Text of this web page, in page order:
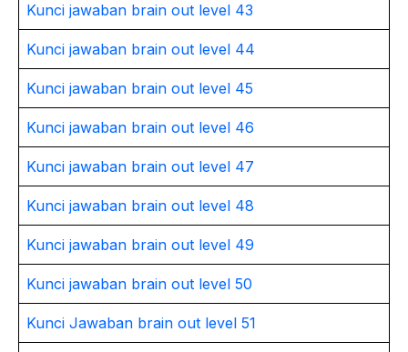
Kunci jawaban brain out level 43
Kunci jawaban brain out level 44
Kunci jawaban brain out level 45
Kunci jawaban brain out level 46
Kunci jawaban brain out level 47
Kunci jawaban brain out level 48
Kunci jawaban brain out level 49
Kunci jawaban brain out level 50
Kunci Jawaban brain out level 51